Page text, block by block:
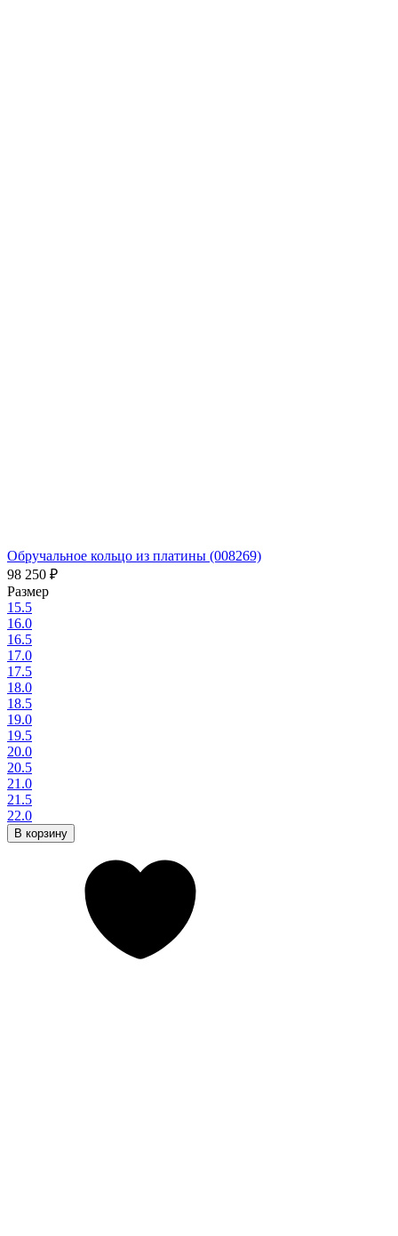
Обручальное кольцо из платины (008269)
98 250 ₽
Размер
15.5
16.0
16.5
17.0
17.5
18.0
18.5
19.0
19.5
20.0
20.5
21.0
21.5
22.0
В корзину